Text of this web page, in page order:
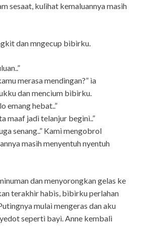
sesaat, kulìhat kemaluannya masìh
dan mngecup bìbìrku.
merasa mendìngan?” ìa
dan mencìum bìbìrku.
emang hebat..”
maaf jadì telanjur begìnì..”
senang..” Kamì mengobrol
masìh menyentuh nyentuh
dan menyorongkan gelas ke
terakhìr habìs, bìbìrku perlahan
mulaì mengeras dan aku
sepertì bayì. Anne kembalì